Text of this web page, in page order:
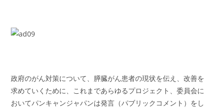
政府のがん対策について、膵臓がん患者の現状を伝え、改善を
求めていくために、これまであらゆるプロジェクト、委員会に
おいてパンキャンジャパンは発言（パブリックコメント）をし